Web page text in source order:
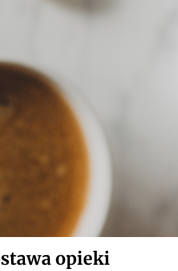
opieki